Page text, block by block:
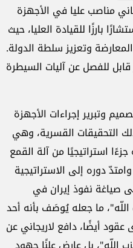
مناصب عليا في الأجهزة
بارزًا للقيادة العليا، حيث
وتعزيز سلطة الدولة.
للفصل عن آليات السيطرة
وتبرير إجراءات الأجهزة
التحقيقات القسرية، وهي
استراتيجيًا من آلة القمع
دوره إلى الاستراتيجية
صياغة نفوذ إيران في
اللّه"، ما جعله يُوصَف بأنه أحد
أيضًا، دافع لاريجاني عن